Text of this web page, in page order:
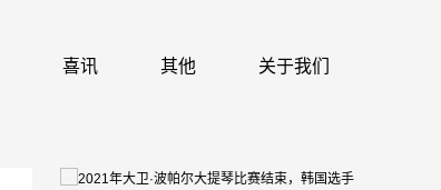
喜讯 其他 关于我们